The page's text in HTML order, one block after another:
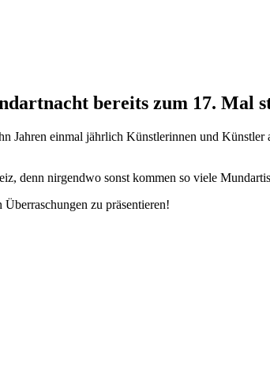
bereits zum 17. Mal
Jahren einmal jährlich Künstlerinnen und
denn nirgendwo sonst kommen so viele
zu präsentieren!